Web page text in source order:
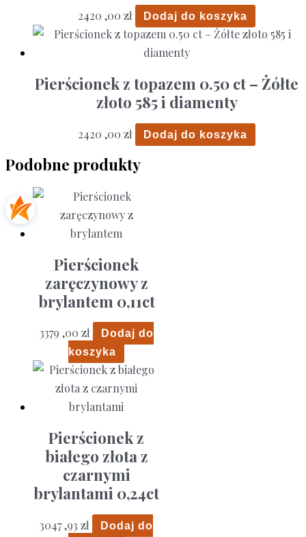
2420 ,00 zł Dodaj do koszyka
Pierścionek z topazem 0.50 ct – Żółte
złoto 585 i diamenty
2420 ,00 zł Dodaj do koszyka
Podobne produkty
Pierścionek
zaręczynowy z
brylantem 0,11ct
3379 ,00 zł
Dodaj do
koszyka
Pierścionek z
białego złota z
czarnymi
brylantami 0,24ct
3047 ,93 zł
Dodaj do